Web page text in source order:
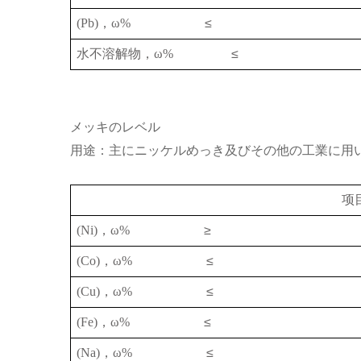
(Pb) ，ω%≤
水不溶解物，ω%≤
メッキのレベル
用途：主にニッケルめっき及びその他の工業に用
项
(Ni) ，ω%≥
(Co) ，ω%≤
(Cu) ，ω%≤
(Fe) ，ω%≤
(Na) ，ω%≤